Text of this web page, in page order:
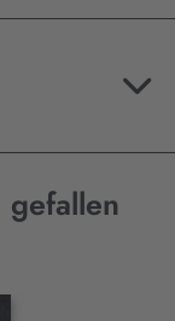
gefallen